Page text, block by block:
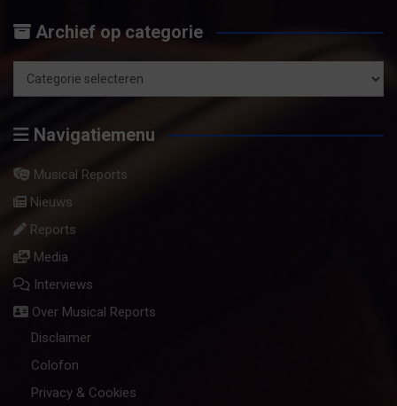
maandArchief op categorie
Archief
categorie
Navigatiemenu
Musical Reports
Nieuws
Reports
Media
Interviews
Over Musical Reports
Disclaimer
Colofon
Privacy & Cookies